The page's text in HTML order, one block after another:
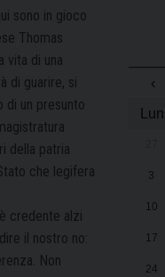
sono in gioco
Thomas
vita di una
di guarire, si
di un presunto
della patria
che legifera
credente alzi
il nostro no:
Non
‹
Lun
3
10
17
24